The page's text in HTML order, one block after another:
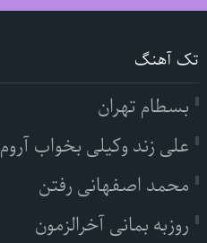
تک آهنگ
بسطام تهران
علی زند وکیلی بخواب آروم
محمد اصفهانی رفتن
روزبه بمانی آخرالزمون